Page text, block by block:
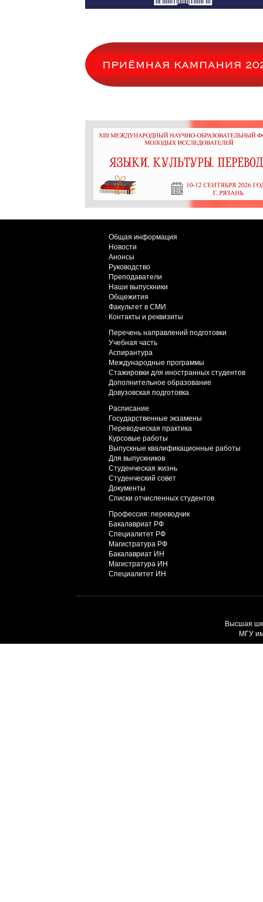
Общая информация
Новости
Анонсы
Руководство
Преподаватели
Наши выпускники
Общежития
Факультет в СМИ
Контакты и реквизиты
Перечень направлений подготовки
Учебная часть
Аспирантура
Международные программы
Стажировки для иностранных студентов
Дополнительное образование
Довузовская подготовка
Расписание
Государственные экзамены
Переводческая практика
Курсовые работы
Выпускные квалификационные работы
Для выпускников
Студенческая жизнь
Студенческий совет
Документы
Списки отчисленных студентов
Профессия: переводчик
Бакалавриат РФ
Специалитет РФ
Магистратура РФ
Бакалавриат ИН
Магистратура ИН
Специалитет ИН
Высшая
МГУ